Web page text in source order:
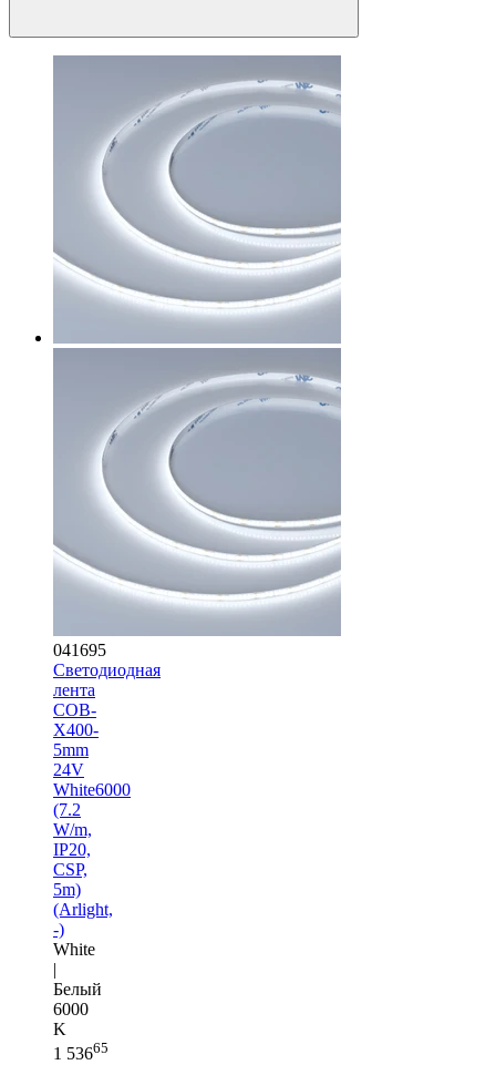
041695
Светодиодная
лента
COB-
X400-
5mm
24V
White6000
(7.2
W/m,
IP20,
CSP,
5m)
(Arlight,
-)
White
|
Белый
6000
K
1 53665